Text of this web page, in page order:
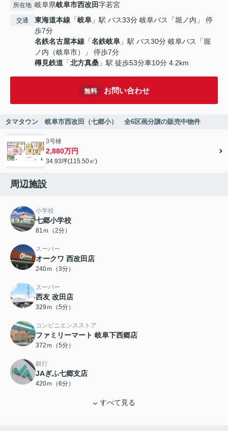
所在地 岐阜県岐阜市西改田字若宮
交通 東海道本線 「岐阜 」駅 バス33分 岐阜バス「堀ノ内」 停
歩7分
名鉄名古屋本線 「名鉄岐阜 」駅 バス30分 岐阜バス「堀
ノ内（岐阜市）」 停歩7分
樽見鉄道 「北方真桑 」駅 徒歩53分車10分 4.2km
無料 お問い合わせ
タマタウン 岐阜市西改田（七郷小） 全6区画分譲の販売中物件
3号棟
2,880万円
34.93坪(115.50㎡)
周辺施設
小学校
七郷小学校
81ｍ（2分）
スーパー
オークワ 西改田店
240ｍ（3分）
スーパー
西友 改田店
329ｍ（5分）
コンビニエンスストア
ファミリーマート 岐阜下西郷店
372ｍ（5分）
銀行
JAぎふ七郷支店
420ｍ（6分）
すべて見る